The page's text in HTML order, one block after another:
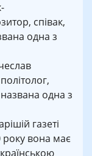
співак,
одна з
одна з
газеті
року вона має